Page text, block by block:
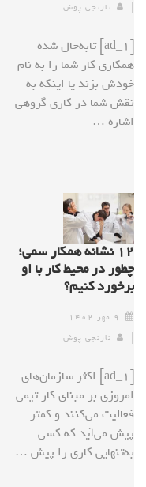
نارنجی پوش
[ad_1] تابه‌حال شده
همکاری کار شما را به نام
خودش بزند یا اینکه به
نقش شما در کاری گروهی
اشاره …
۱۲ نشانه همکار سمی؛
چطور در محیط کار با او
برخورد کنیم؟
۹ مهر ۱۴۰۲
نارنجی پوش
[ad_1] اکثر سازمان‌های
امروزی بر مبنای کار تیمی
فعالیت می‌کنند و کمتر
پیش می‌آید که کسی
به‌تنهایی کاری را پیش …